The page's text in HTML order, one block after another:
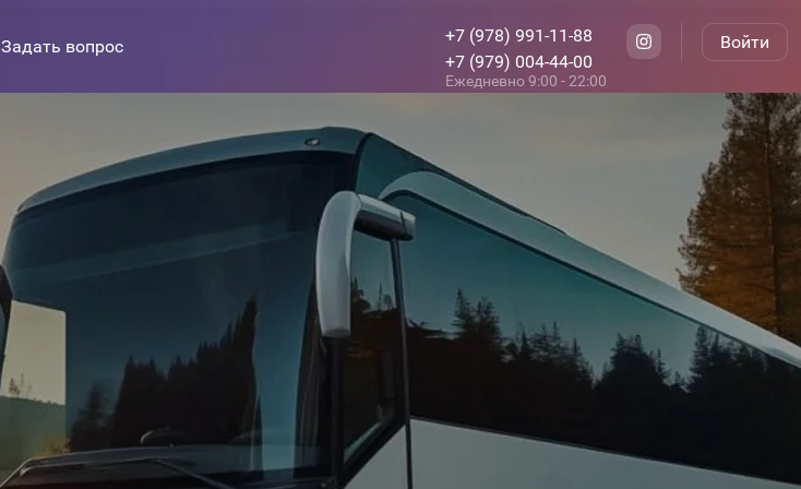
Задать вопрос
+7 (978) 991-11-88
+7 (979) 004-44-00
Ежедневно 9:00 - 22:00
Войти